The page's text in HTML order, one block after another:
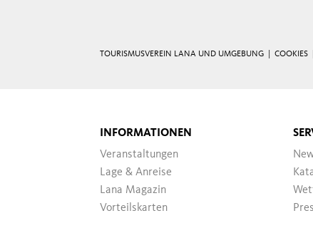
TOURISMUSVEREIN LANA UND UMGEBUNG | COOKIES
INFORMATIONEN
Veranstaltungen
Lage & Anreise
Lana Magazin
Vorteilskarten